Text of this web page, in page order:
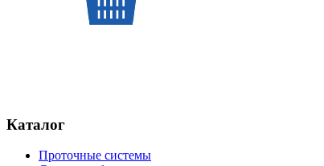
Каталог
Проточные системы